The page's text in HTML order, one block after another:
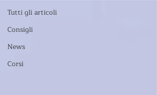
Tutti gli articoli
Consigli
News
Corsi